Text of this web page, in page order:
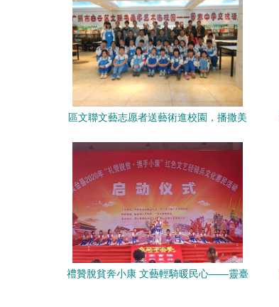
區文聯文藝志愿者送藝術進校園，播撒美
禮贊脫貧奔小康 文藝輕騎暖民心——靈臺